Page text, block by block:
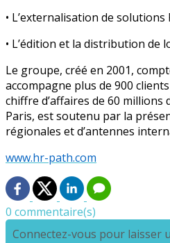
• L’externalisation de solutions
• L’édition et la distribution de
Le groupe, créé en 2001,
accompagne plus de 900
chiffre d’affaires de 60 millions
Paris, est soutenu par la
régionales et d’antennes
www.hr-path.com
0 commentaire(s)
Connectez-vous pour laisser